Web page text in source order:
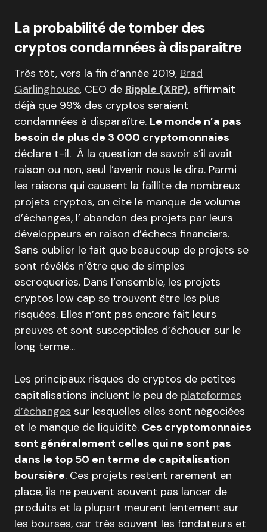
La probabilité de tomber des
cryptos condamnées à disparaitre
Très tôt, vers la fin d’année 2019, Brad
Garlinghouse, CEO de Ripple (XRP), affirmait
déjà que 99% des cryptos seraient
condamnées à disparaître. Le monde n’a pas
besoin de plus de 3 000 cryptomonnaies
déclare t-il. À la question de savoir s’il avait
raison ou non, seul l’avenir nous le dira. Parmi
les raisons qui causent la faillite de nombreux
projets cryptos, on cite le manque de volume
d’échanges, l’ abandon des projets par leurs
développeurs en raison d’échecs financiers.
Sans oublier le fait que beaucoup de projets se
sont révélés n’être que de simples
escroqueries. Dans l’ensemble, les projets
cryptos low cap se trouvent être les plus
risquées. Elles n’ont pas encore fait leurs
preuves et sont susceptibles d’échouer sur le
long terme…
Les principaux risques de cryptos de petites
capitalisations incluent le peu de plateformes
d’échanges sur lesquelles elles sont négociées
et le manque de liquidité. Ces cryptomonnaies
sont généralement celles qui ne sont pas
dans le top 50 en terme de capitalisation
boursière. Ces projets restent rarement en
place, ils ne peuvent souvent pas lancer de
produits et la plupart meurent lentement sur
les bourses, car très souvent les fondateurs et